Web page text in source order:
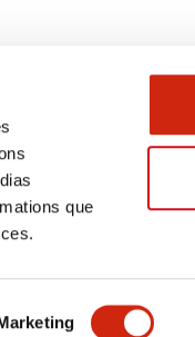
que
DOCUMENTS ET